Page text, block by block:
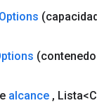
Options
alcance ,